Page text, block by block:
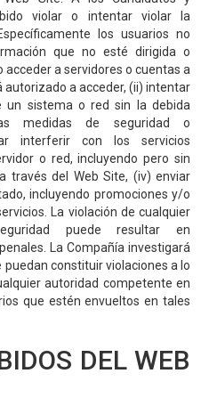
violar o intentar violar la
los usuarios no
que no esté dirigida o
a servidores o cuentas a
autorizado a acceder, (ii) intentar
un sistema o red sin la debida
medidas de seguridad o
interferir con los servicios
o red, incluyendo pero sin
través del Web Site, (iv) enviar
incluyendo promociones y/o
La violación de cualquier
puede resultar en
La Compañía investigará
puedan constituir violaciones a lo
autoridad competente en
que estén envueltos en tales
DEL WEB